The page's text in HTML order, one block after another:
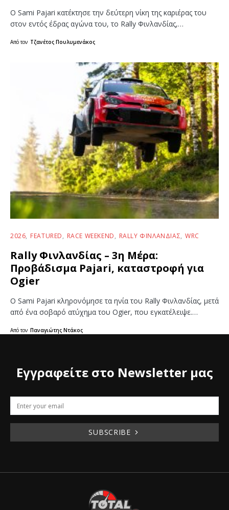
Ο Sami Pajari κατέκτησε την δεύτερη νίκη της καριέρας του
στον εντός έδρας αγώνα του, το Rally Φινλανδίας,…
Από τον Τζανέτος Πουλυμενάκος
2026 FEATURED RACE WEEKEND RALLY ΦΙΝΛΑΝΔΊΑΣ WRC
Rally Φινλανδίας – 3η Μέρα:
Προβάδισμα Pajari, καταστροφή για
Ogier
Ο Sami Pajari κληρονόμησε τα ηνία του Rally Φινλανδίας, μετά
από ένα σοβαρό ατύχημα του Ogier, που εγκατέλειψε.…
Από τον Παναγιώτης Ντάκος
Εγγραφείτε στο Newsletter μας
SUBSCRIBE